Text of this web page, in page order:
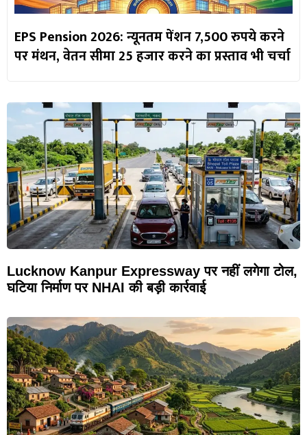
EPS Pension 2026: न्यूनतम पेंशन 7,500 रुपये करने
पर मंथन, वेतन सीमा 25 हजार करने का प्रस्ताव भी चर्चा
Lucknow Kanpur Expressway पर नहीं लगेगा टोल,
घटिया निर्माण पर NHAI की बड़ी कार्रवाई